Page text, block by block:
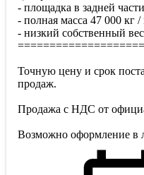
- площадка в задней
- полная масса 47 000 кг
- низкий собственный
Точную цену и срок
продаж.
Продажа с НДС от
Возможно оформление в